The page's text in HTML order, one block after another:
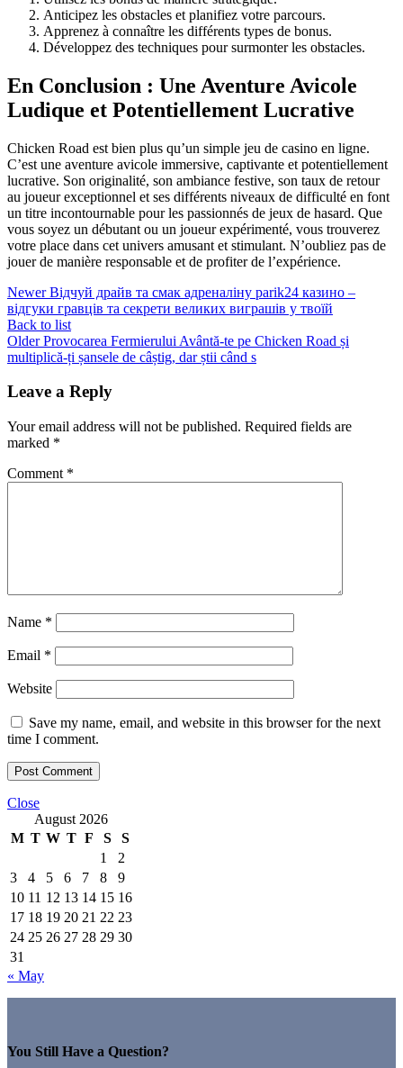
Anticipez les obstacles et planifiez votre parcours.
Apprenez à connaître les différents types de bonus.
Développez des techniques pour surmonter les obstacles.
En Conclusion : Une Aventure Avicole
Ludique et Potentiellement Lucrative
Chicken Road est bien plus qu’un simple jeu de casino en ligne.
C’est une aventure avicole immersive, captivante et potentiellement
lucrative. Son originalité, son ambiance festive, son taux de retour
au joueur exceptionnel et ses différents niveaux de difficulté en font
un titre incontournable pour les passionnés de jeux de hasard. Que
vous soyez un débutant ou un joueur expérimenté, vous trouverez
votre place dans cet univers amusant et stimulant. N’oubliez pas de
jouer de manière responsable et de profiter de l’expérience.
Newer Відчуй драйв та смак адреналіну parik24 казино –
відгуки гравців та секрети великих виграшів у твоїй
Back to list
Older Provocarea Fermierului Avântă-te pe Chicken Road și
multiplică-ți șansele de câștig, dar știi când s
Leave a Reply
Your email address will not be published. Required fields are
marked *
Comment *
Name *
Email *
Website
Save my name, email, and website in this browser for the next
time I comment.
Close
August 2026
M T W T F S
S
1
2
3
4 5 6 7 8
9
10 11 12 13 14 15 16
17 18 19 20 21 22 23
24 25 26 27 28 29 30
31
« May
You Still Have a Question?